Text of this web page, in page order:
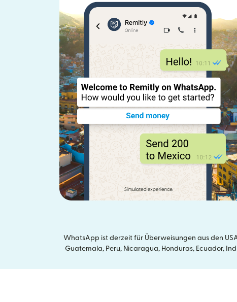
WhatsApp ist derzeit für Überweisungen aus den
Guatemala, Peru, Nicaragua, Honduras, Ecuador,